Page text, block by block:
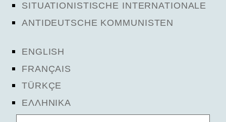
SITUATIONISTISCHE INTERNATIONALE
ANTIDEUTSCHE KOMMUNISTEN
ENGLISH
FRANÇAIS
TÜRKÇE
ΕΛΛΗΝΙΚΑ